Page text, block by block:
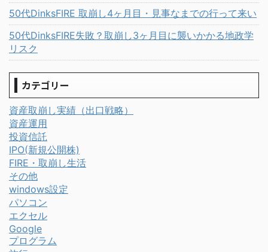
50代DinksFIRE 取崩し4ヶ月目・見事なまでの行って来い
50代DinksFIRE失敗？取崩し3ヶ月目に襲いかかる地政学
リスク
カテゴリー
資産取崩し実績（出口戦略）
資産運用
投資信託
IPO(新規公開株)
FIRE・取崩し生活
その他
windows設定
パソコン
エクセル
Google
プログラム